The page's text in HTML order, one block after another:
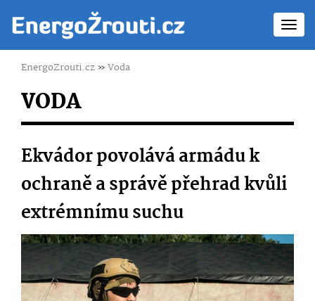
EnergoZrouti.cz»Voda
VODA
Ekvádor povolává armádu k
ochraně a správě přehrad kvůli
extrémnímu suchu